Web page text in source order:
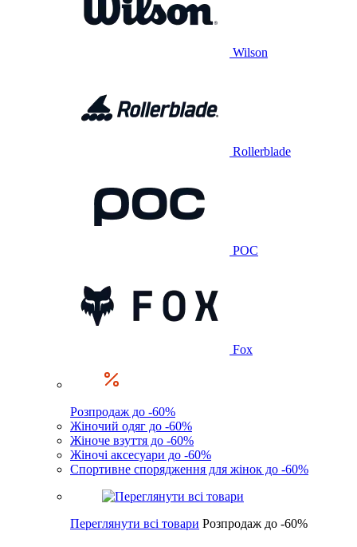
Wilson
Rollerblade
POC
Fox
Розпродаж до -60%
Жіночий одяг до -60%
Жіноче взуття до -60%
Жіночі аксесуари до -60%
Спортивне спорядження для жінок до -60%
Переглянути всі товари Розпродаж до -60%